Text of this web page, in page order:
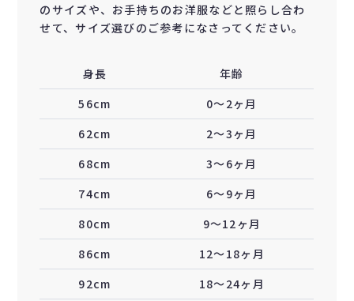
のサイズや、お手持ちのお洋服などと照らし合わ
せて、サイズ選びのご参考になさってください。
身長
年齢
56cm
0〜2ヶ月
62cm
2〜3ヶ月
68cm
3〜6ヶ月
74cm
6〜9ヶ月
80cm
9〜12ヶ月
86cm
12〜18ヶ月
92cm
18〜24ヶ月